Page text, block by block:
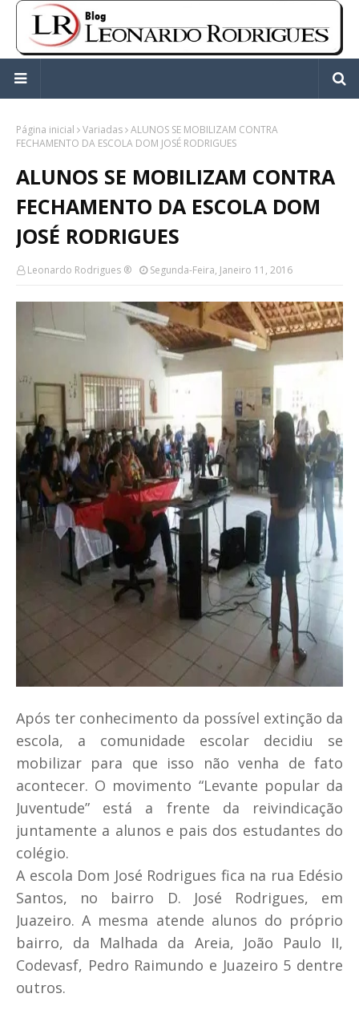
Página inicial Variadas ALUNOS SE MOBILIZAM CONTRA
FECHAMENTO DA ESCOLA DOM JOSÉ RODRIGUES
ALUNOS SE MOBILIZAM CONTRA
FECHAMENTO DA ESCOLA DOM
JOSÉ RODRIGUES
Leonardo Rodrigues ® Segunda-Feira, Janeiro 11, 2016
Após ter conhecimento da possível extinção da
escola, a comunidade escolar decidiu se
mobilizar para que isso não venha de fato
acontecer. O movimento “Levante popular da
Juventude” está a frente da reivindicação
juntamente a alunos e pais dos estudantes do
colégio.
A escola Dom José Rodrigues fica na rua Edésio
Santos, no bairro D. José Rodrigues, em
Juazeiro. A mesma atende alunos do próprio
bairro, da Malhada da Areia, João Paulo II,
Codevasf, Pedro Raimundo e Juazeiro 5 dentre
outros.